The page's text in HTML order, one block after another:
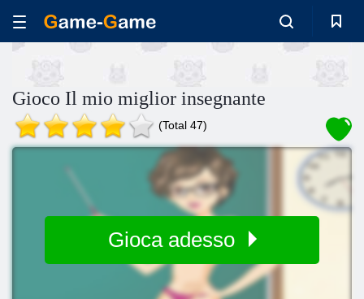
Gioco Il mio miglior insegnante
(Total 47)
Gioca adesso